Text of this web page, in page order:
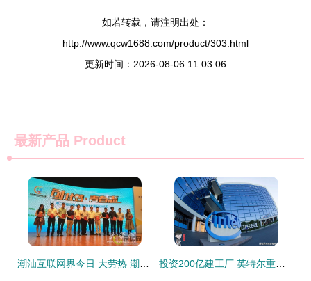
如若转载，请注明出处：
http://www.qcw1688.com/product/303.html
更新时间：2026-08-06 11:03:06
最新产品 Product